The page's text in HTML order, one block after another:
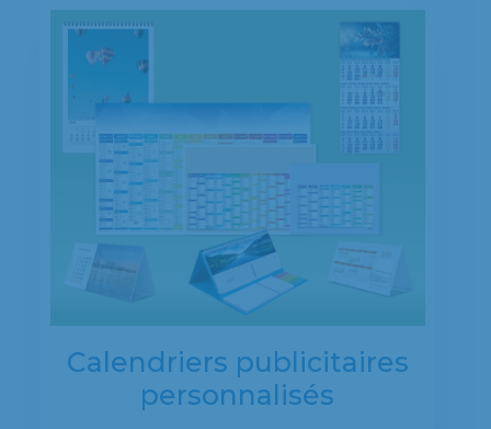
Calendriers publicitaires
personnalisés